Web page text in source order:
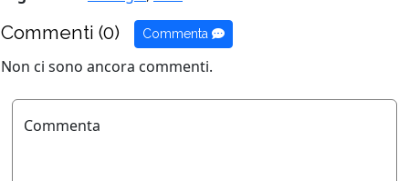
Commenti (0) Commenta
Non ci sono ancora commenti.
Commenta